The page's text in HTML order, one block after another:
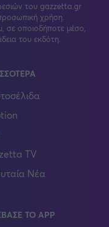
του gazzetta.gr
χρήση.
σε οποιοδήποτε μέσο,
του εκδότη.
TV
Νέα
ΤΟ APP